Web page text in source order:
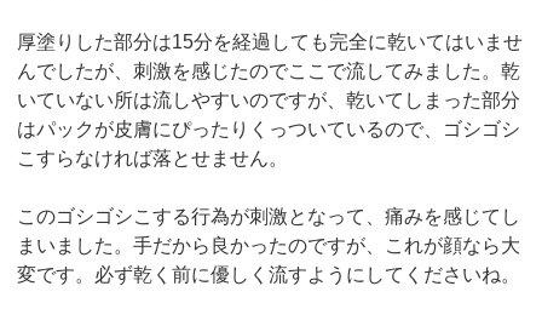
厚塗りした部分は15分を経過しても完全に乾いてはいませ
んでしたが、刺激を感じたのでここで流してみました。乾
いていない所は流しやすいのですが、乾いてしまった部分
はパックが皮膚にぴったりくっついているので、ゴシゴシ
こすらなければ落とせません。
このゴシゴシこする行為が刺激となって、痛みを感じてし
まいました。手だから良かったのですが、これが顔なら大
変です。必ず乾く前に優しく流すようにしてくださいね。